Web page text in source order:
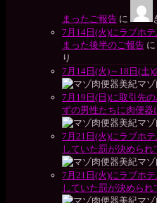
まったご報告 に
7月14日(火)にラブホ
まった後半のご報告 に
り
7月14日(火)～18日(土)
マ
7月19日(日)に取引先
ずの男性たちに肉便
マ
7月21日(火)にラブホ
していた罰が決めら
マ
7月21日(火)にラブホ
していた罰が決めら
マ